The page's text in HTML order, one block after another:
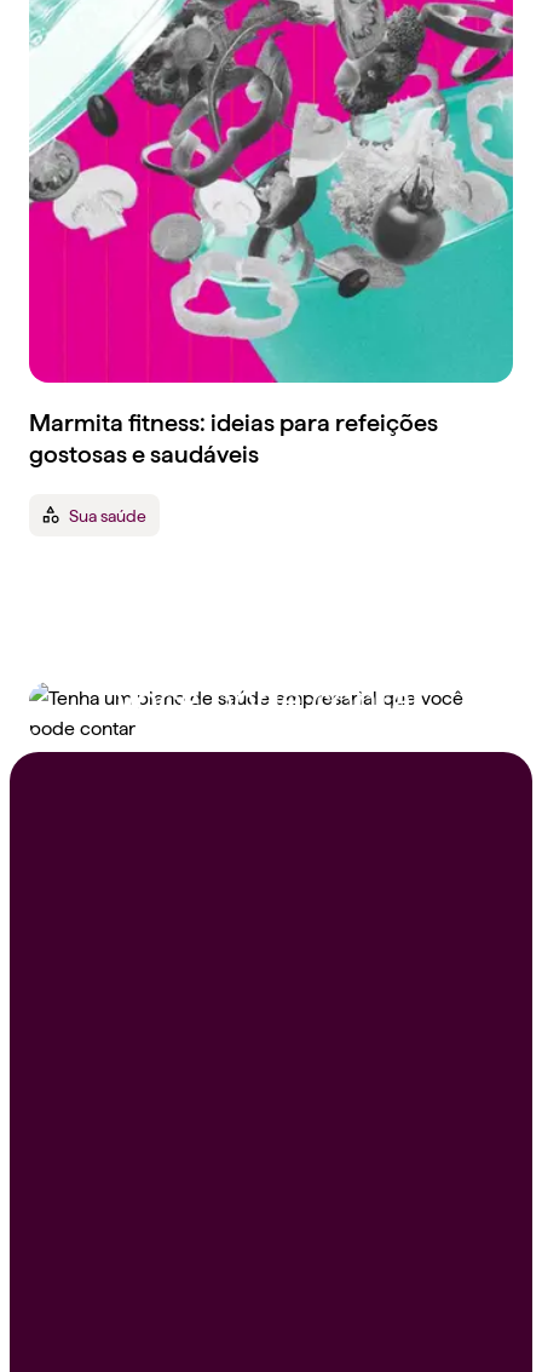
Marmita fitness: ideias para refeições
gostosas e saudáveis
Sua saúde
você pode contar